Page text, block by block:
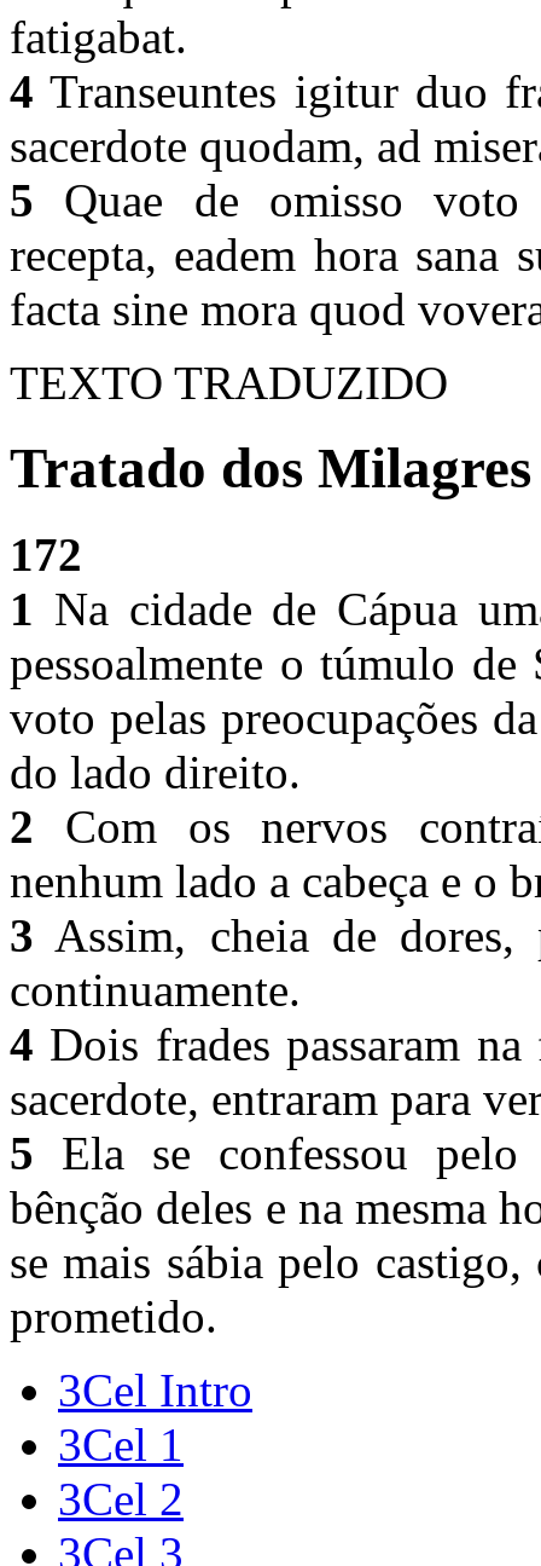
fatigabat.
4 Transeuntes igitur duo
sacerdote quodam, ad
5 Quae de omisso voto
recepta, eadem hora sana
facta sine mora quod
TEXTO TRADUZIDO
Tratado dos
172
1 Na cidade de Cápua
pessoalmente o túmulo de
voto pelas preocupações
do lado direito.
2 Com os nervos
nenhum lado a cabeça e o
3 Assim, cheia de
continuamente.
4 Dois frades passaram
sacerdote, entraram para
5 Ela se confessou
bênção deles e na mesma
se mais sábia pelo
prometido.
3Cel Intro
3Cel 1
3Cel 2
3Cel 3